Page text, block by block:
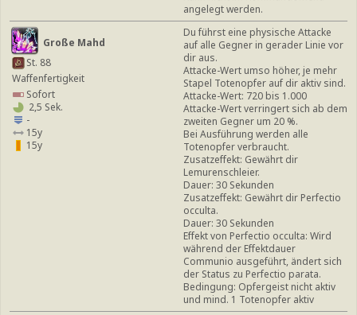
angelegt werden.
Große Mahd
St. 88
Waffenfertigkeit
Sofort
2,5 Sek.
-
15y
15y
Du führst eine physische Attacke
auf alle Gegner in gerader Linie vor
dir aus.
Attacke-Wert umso höher, je mehr
Stapel Totenopfer auf dir aktiv sind.
Attacke-Wert: 720 bis 1.000
Attacke-Wert verringert sich ab dem
zweiten Gegner um 20 %.
Bei Ausführung werden alle
Totenopfer verbraucht.
Zusatzeffekt: Gewährt dir
Lemurenschleier.
Dauer: 30 Sekunden
Zusatzeffekt: Gewährt dir Perfectio
occulta.
Dauer: 30 Sekunden
Effekt von Perfectio occulta: Wird
während der Effektdauer
Communio ausgeführt, ändert sich
der Status zu Perfectio parata.
Bedingung: Opfergeist nicht aktiv
und mind. 1 Totenopfer aktiv